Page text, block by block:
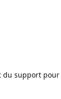
du support